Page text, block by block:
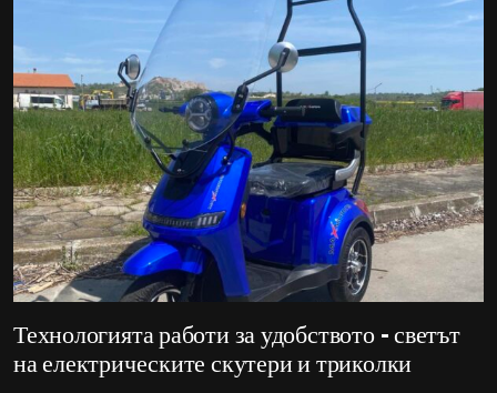
Технологията работи за удобството – светът
на електрическите скутери и триколки